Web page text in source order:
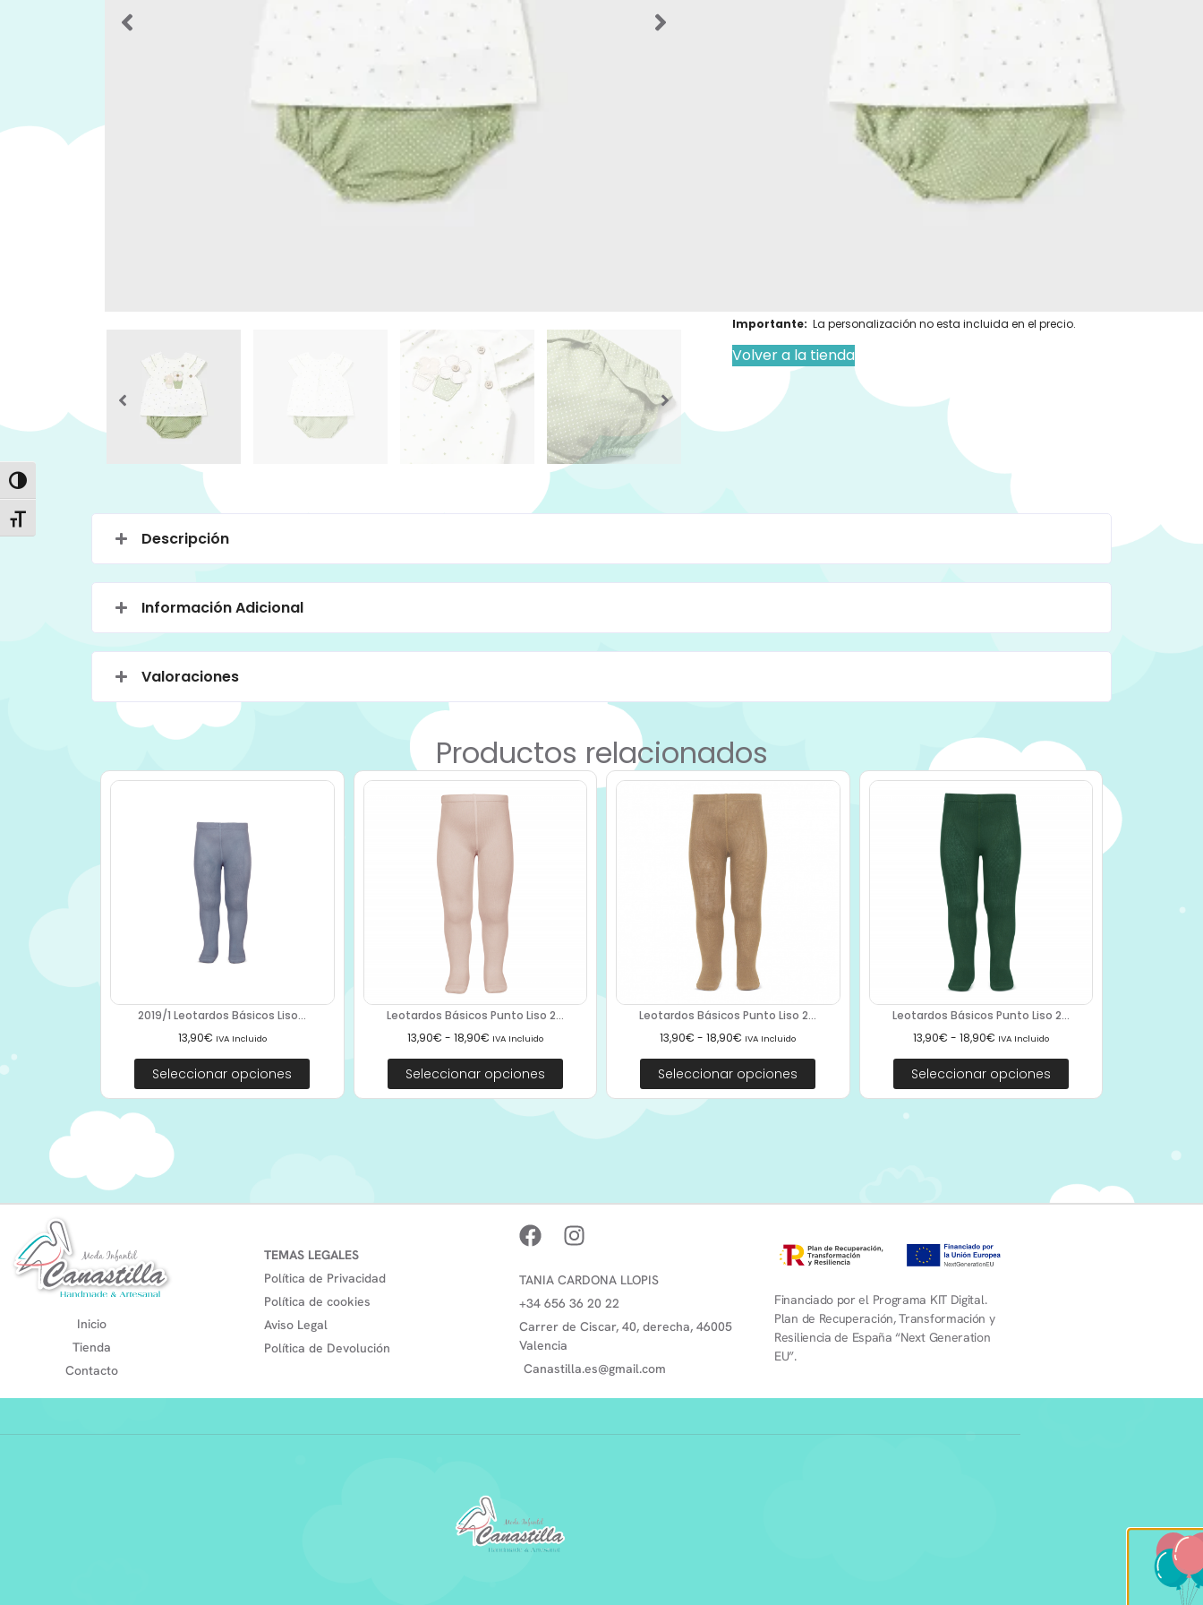
Alternar alto contraste
Alternar tamaño de letra
Consulta el resto de nuestros
conjuntos de
Conjunto de Ropa Verano
Rebajas
Ropa y Accesorios
Conjunto ropa,Mayoral,Ropa para Bebé
Este producto no está disponible porque no quedan
Importante: La personalización no esta incluida en el precio.
Volver a la tienda
Descripción
Información Adicional
Valoraciones
Productos relacionados
2019/1 Leotardos Básicos Liso...
13,90€ IVA Incluido
Seleccionar opciones
Leotardos Básicos Punto Liso 2...
13,90€ - 18,90€ IVA Incluido
Seleccionar opciones
Leotardos Básicos Punto Liso 2...
13,90€ - 18,90€ IVA Incluido
Seleccionar opciones
Leotardos Básicos Punto Liso 2...
13,90€ - 18,90€ IVA Incluido
Seleccionar opciones
Inicio
Tienda
Contacto
TEMAS LEGALES
Política de Privacidad
Política de cookies
Aviso Legal
Política de Devolución
TANIA CARDONA LLOPIS
+34 656 36 20 22
Carrer de Ciscar, 40, derecha, 46005
Valencia
Canastilla.es@gmail.com
Financiado por el Programa KIT Digital.
Plan de Recuperación, Transformación y
Resiliencia de España “Next Generation
EU”.